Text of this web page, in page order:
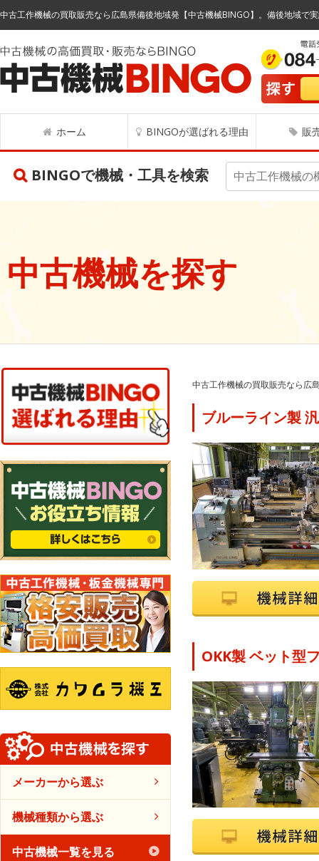
中古工作機械の買取販売なら広島県備後地域発【中古機械BINGO】。備後地域で
ホーム BINGOが選ばれる理由 販
BINGOで機械・工具を検索
中古機械を探す
中古工作機械の買取販売なら広
ブルーライン製
OKK製 ベット型
メーカーから選ぶ
機械種類から選ぶ
中古機械一覧を見る